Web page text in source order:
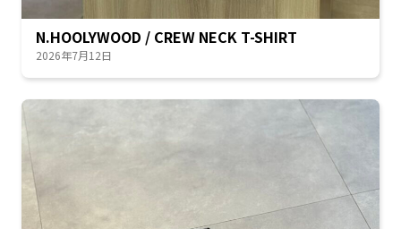
N.HOOLYWOOD / CREW NECK T-SHIRT
2026年7月12日